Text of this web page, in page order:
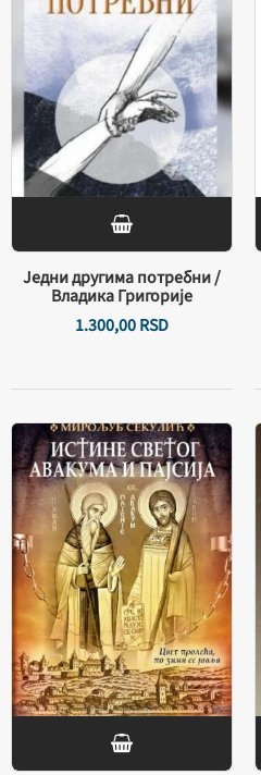
Једни другима потребни /
Владика Григорије
1.300,00RSD